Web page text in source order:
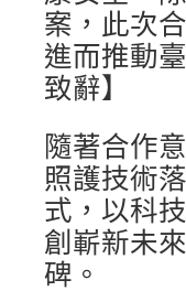
案，此次
進而推動
致辭】
隨著合作
照護技術
式，以科
創嶄新未
碑。